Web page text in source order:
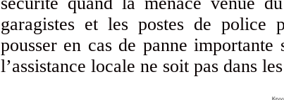
garagistes et les postes de police
pousser en cas de panne
l’assistance locale ne soit pas dans